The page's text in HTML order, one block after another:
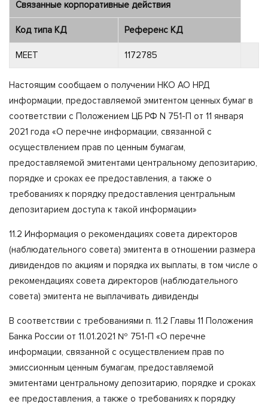
Связанные корпоративные действия
Код типа КД Референс КД
MEET 1172785
Настоящим сообщаем о получении НКО АО НРД
информации, предоставляемой эмитентом ценных бумаг в
соответствии с Положением ЦБ РФ N 751-П от 11 января
2021 года «О перечне информации, связанной с
осуществлением прав по ценным бумагам,
предоставляемой эмитентами центральному депозитарию,
порядке и сроках ее предоставления, а также о
требованиях к порядку предоставления центральным
депозитарием доступа к такой информации»
11.2 Информация о рекомендациях совета директоров
(наблюдательного совета) эмитента в отношении размера
дивидендов по акциям и порядка их выплаты, в том числе о
рекомендациях совета директоров (наблюдательного
совета) эмитента не выплачивать дивиденды
В соответствии с требованиями п. 11.2 Главы 11 Положения
Банка России от 11.01.2021 № 751-П «О перечне
информации, связанной с осуществлением прав по
эмиссионным ценным бумагам, предоставляемой
эмитентами центральному депозитарию, порядке и сроках
ее предоставления, а также о требованиях к порядку